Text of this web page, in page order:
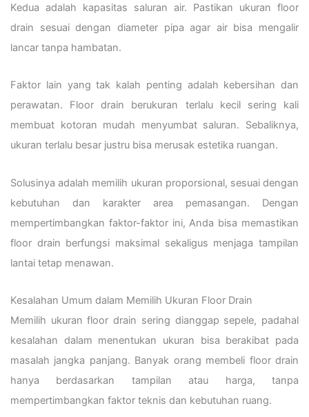
Kedua adalah kapasitas saluran air. Pastikan ukuran floor
drain sesuai dengan diameter pipa agar air bisa mengalir
lancar tanpa hambatan.
Faktor lain yang tak kalah penting adalah kebersihan dan
perawatan. Floor drain berukuran terlalu kecil sering kali
membuat kotoran mudah menyumbat saluran. Sebaliknya,
ukuran terlalu besar justru bisa merusak estetika ruangan.
Solusinya adalah memilih ukuran proporsional, sesuai dengan
kebutuhan dan karakter area pemasangan. Dengan
mempertimbangkan faktor-faktor ini, Anda bisa memastikan
floor drain berfungsi maksimal sekaligus menjaga tampilan
lantai tetap menawan.
Kesalahan Umum dalam Memilih Ukuran Floor Drain
Memilih ukuran floor drain sering dianggap sepele, padahal
kesalahan dalam menentukan ukuran bisa berakibat pada
masalah jangka panjang. Banyak orang membeli floor drain
hanya berdasarkan tampilan atau harga, tanpa
mempertimbangkan faktor teknis dan kebutuhan ruang.